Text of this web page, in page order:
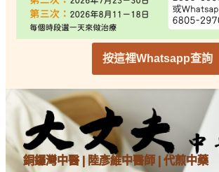
按這裡Whatsapp查詢
銅鑼灣中醫 | 陸彥維中醫師 | 代煎中藥